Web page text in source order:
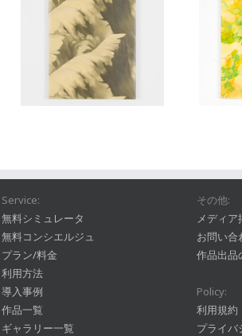
Service:
無料シミュレータ
無料コンシエルジュ
プラン/料金
利用方法
導入事例
作品一覧
ギャラリー一覧
その他:
メディア
お問い合
作品出品
Policy:
利用規約
プライバ